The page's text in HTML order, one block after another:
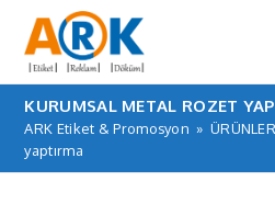
KURUMSAL METAL ROZET
ARK Etiket & Promosyon » ÜRÜNLER
yaptırma